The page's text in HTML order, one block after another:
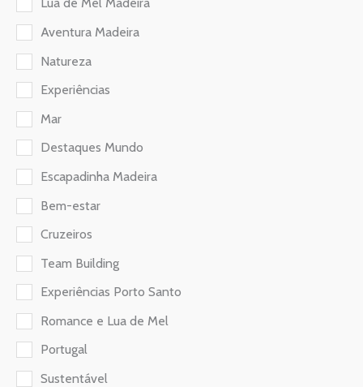
Lua de Mel Madeira
Aventura Madeira
Natureza
Experiências
Mar
Destaques Mundo
Escapadinha Madeira
Bem-estar
Cruzeiros
Team Building
Experiências Porto Santo
Romance e Lua de Mel
Portugal
Sustentável